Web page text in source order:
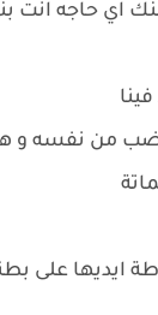
حاجه انت
من نفسه
ايديها على